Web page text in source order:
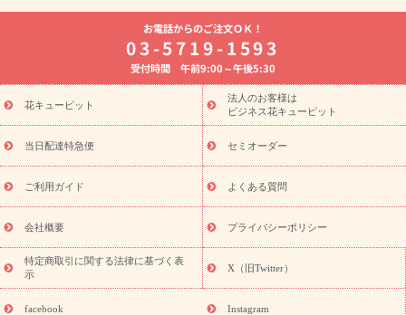
よく贈られる花
お祝いの花特集
誕生日フラワーギフト特集
8月の誕生花(トルコキキョウ)
開店・開業祝い
お供え・お悔やみ お供え・お悔やみの花
通夜・葬儀に贈る花 胡蝶蘭・花鉢
ーブドフラワー
季節のイベント
ひまわり ギフト・プレゼント
特集
お盆 花（新盆・初盆） 季節のイベント
お盆 花（新
盆・初盆）
お盆 花（新盆・初盆）
お盆・お供え 花とセットギ
フト
お盆・お供え プリザーブドフラワー
ひまわり ギフト・プ
レゼント特集
夏の花贈り・お中元・暑中見舞い 花のギフト特集
敬老の日におくる花ギフト・プレゼント特集
花ギフト・プレゼント特集
敬老の日 花のおすすめランキング
敬
老の日 花鉢植えのギフト・プレゼント特集
敬老の日 花とセットギ
フト・プレゼント特集
敬老の日の花 全てのギフト一覧
キャン
ペーン
映画『ウォーターガーディアンズ』コラボキャンペーン
「きょう誕生日なんです」キャンペーン
誕生日の花を探す
誕生日フラワーギフト 誕生日フラワーギフト特集
お電話からのご注文ＯＫ！
03-5719-1593
受付時間 午前9:00～午後5:30
花キューピット
法人のお客様は
ビジネス花キューピット
当日配達特急便 セミオーダー
ご利用ガイド よくある質問
会社概要 プライバシーポリシー
特定商取引に関する法律に基づく表
示
X（旧Twitter）
facebook Instagram